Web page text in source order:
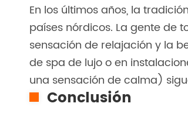
En los últimos años, la
países nórdicos. La gente de
sensación de relajación y la
de spa de lujo o en
una sensación de calma)
Conclusión